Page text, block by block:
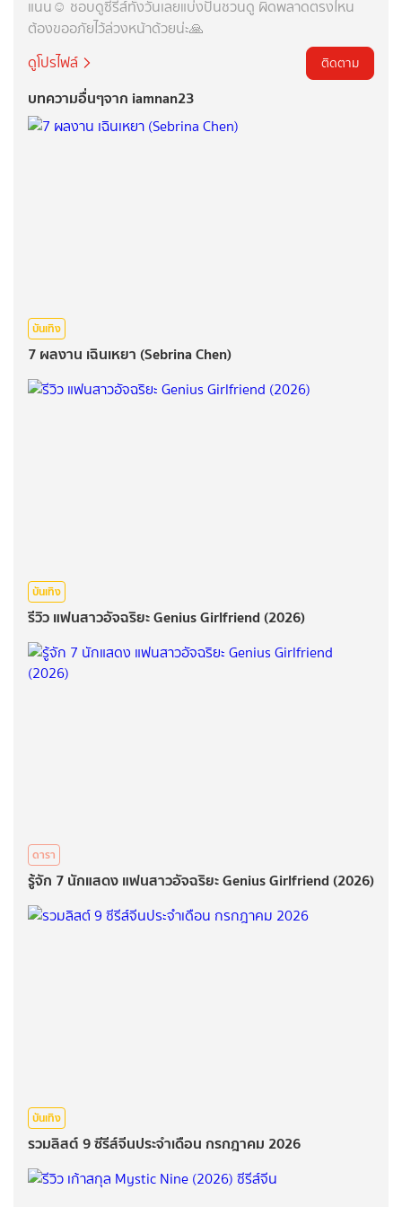
แนน☺️ ชอบดูซีรีส์ทั้งวันเลยแบ่งปันชวนดู ผิดพลาดตรงไหน
ต้องขออภัยไว้ล่วงหน้าด้วยน่ะ🙏
ดูโปรไฟล์
ติดตาม
บทความอื่นๆจาก iamnan23
บันเทิง
7 ผลงาน เฉินเหยา (Sebrina Chen)
บันเทิง
รีวิว แฟนสาวอัจฉริยะ Genius Girlfriend (2026)
ดารา
รู้จัก 7 นักแสดง แฟนสาวอัจฉริยะ Genius Girlfriend (2026)
บันเทิง
รวมลิสต์ 9 ซีรีส์จีนประจำเดือน กรกฎาคม 2026